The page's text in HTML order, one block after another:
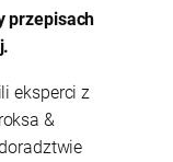
przepisach
eksperci z
&